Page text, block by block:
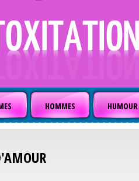
HOMMES HUMOUR